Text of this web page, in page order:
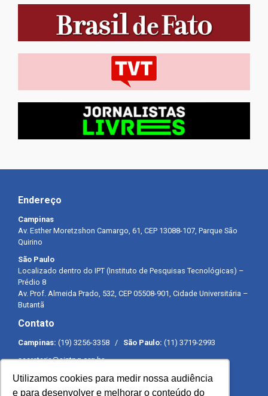
Utilizamos cookies para medir nossa audiência
e para desenvolver e melhorar o conteúdo do
Endereço
Campinas
Av. Esther Moretzshon Camargo, 61, CEP 13088-107, Parque São
Quirino
São Paulo
Localizado dentro do IPT (Instituto de Pesquisas Tecnológicas) –
Prédio 8
Av. Prof. Almeida Prado, 532, CEP 05508-901, Cidade Universitária –
Butantã
Contato
Campinas: (19) 3256-3358 / São Paulo: (11) 3719-2993
secretaria@sintpq.org.br
Expediente